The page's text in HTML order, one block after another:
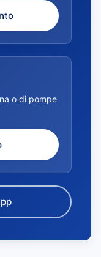
o di pompe